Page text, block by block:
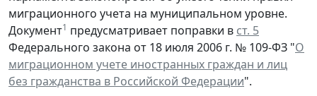
миграционного учета на муниципальном уровне.
Документ1 предусматривает поправки в ст. 5
Федерального закона от 18 июля 2006 г. № 109-ФЗ "О
миграционном учете иностранных граждан и лиц
без гражданства в Российской Федерации".